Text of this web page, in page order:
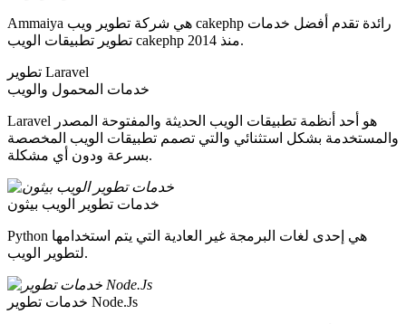
Ammaiya هي شركة تطوير ويب cakephp رائدة تقدم أفضل خدمات
تطوير تطبيقات الويب cakephp منذ 2014.
تطوير Laravel
خدمات المحمول والويب
Laravel هو أحد أنظمة تطبيقات الويب الحديثة والمفتوحة المصدر
والمستخدمة بشكل استثنائي والتي تصمم تطبيقات الويب المخصصة
بسرعة ودون أي مشكلة.
خدمات تطوير الويب بيثون
Python هي إحدى لغات البرمجة غير العادية التي يتم استخدامها
لتطوير الويب.
خدمات تطوير Node.Js